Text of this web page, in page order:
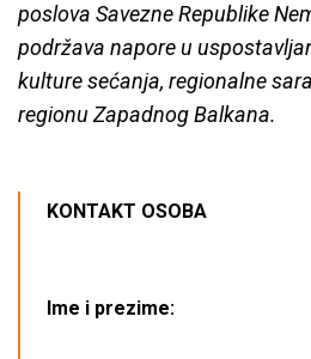
poslova Savezne Republike
podržava napore u
kulture sećanja, regionalne
regionu Zapadnog Balkana.
KONTAKT OSOBA
Ime i prezime: